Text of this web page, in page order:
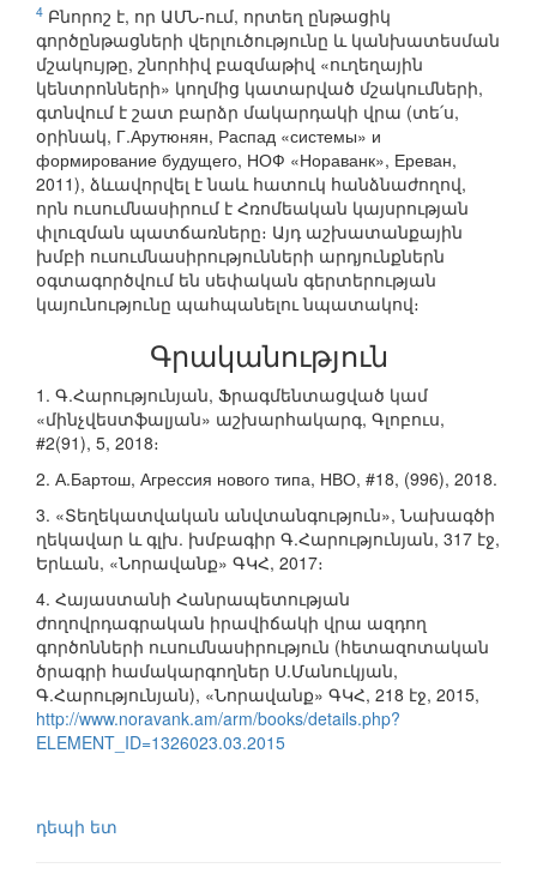
4 Բնորոշ է, որ ԱՄՆ-ում, որտեղ ընթացիկ
գործընթացների վերլուծությունը և կանխատեսման
մշակույթը, շնորհիվ բազմաթիվ «ուղեղային
կենտրոնների» կողմից կատարված մշակումների,
գտնվում է շատ բարձր մակարդակի վրա (տե՛ս,
օրինակ, Г.Арутюнян, Распад «системы» и
формирование будущего, НОФ «Нораванк», Ереван,
2011), ձևավորվել է նաև հատուկ հանձնաժողով,
որն ուսումնասիրում է Հռոմեական կայսրության
փլուզման պատճառները։ Այդ աշխատանքային
խմբի ուսումնասիրությունների արդյունքներն
օգտագործվում են սեփական գերտերության
կայունությունը պահպանելու նպատակով։
Գրականություն
1. Գ.Հարությունյան, Ֆրագմենտացված կամ
«մինչվեստֆալյան» աշխարհակարգ, Գլոբուս,
#2(91), 5, 2018։
2. А.Бартош, Агрессия нового типа, НВО, #18, (996), 2018.
3. «Տեղեկատվական անվտանգություն», Նախագծի
ղեկավար և գլխ. խմբագիր Գ.Հարությունյան, 317 էջ,
Երևան, «Նորավանք» ԳԿՀ, 2017։
4. Հայաստանի Հանրապետության
ժողովրդագրական իրավիճակի վրա ազդող
գործոնների ուսումնասիրություն (հետազոտական
ծրագրի համակարգողներ Ս.Մանուկյան,
Գ.Հարությունյան), «Նորավանք» ԳԿՀ, 218 էջ, 2015,
http://www.noravank.am/arm/books/details.php?
ELEMENT_ID=1326023.03.2015
դեպի ետ